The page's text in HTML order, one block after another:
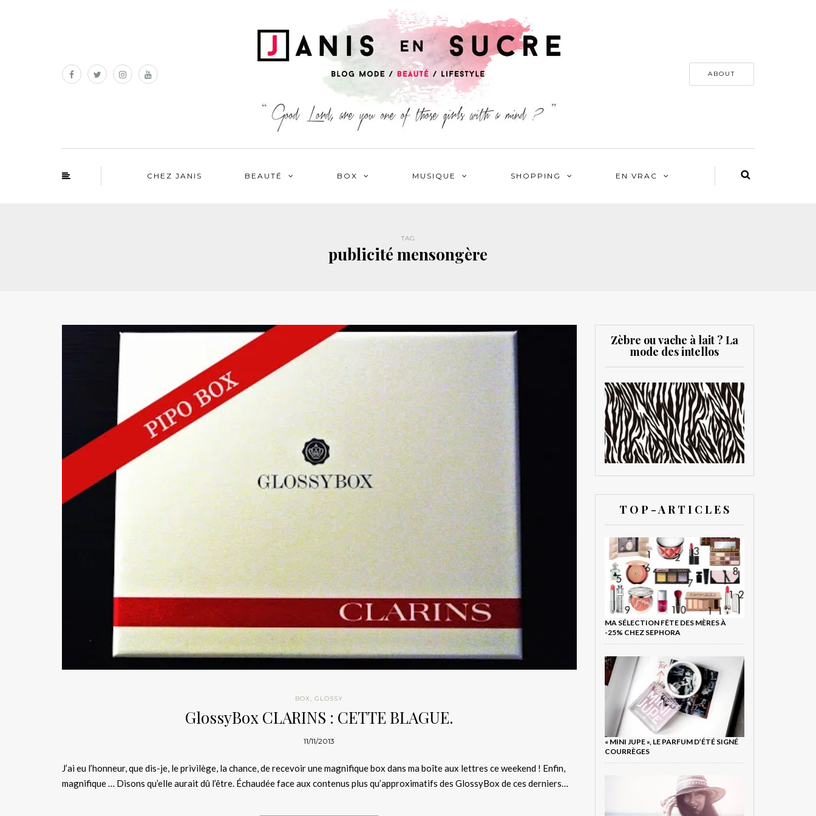
ABOUT
CHEZ JANIS BEAUTÉ BOX MUSIQUE SHOPPING EN VRAC
TAG
publicité mensongère
BOX,GLOSSY
GlossyBox CLARINS : CETTE BLAGUE.
11/11/2013
J’ai eu l’honneur, que dis-je, le privilège, la chance, de recevoir une magnifique box dans ma boîte aux lettres ce weekend ! Enfin,
magnifique … Disons qu’elle aurait dû l’être. Échaudée face aux contenus plus qu’approximatifs des GlossyBox de ces derniers…
Zèbre ou vache à lait ? La
mode des intellos
T O P - A R T I C L E S
MA SÉLECTION FÊTE DES MÈRES À
-25% CHEZ SEPHORA
« MINI JUPE », LE PARFUM D’ÉTÉ SIGNÉ
COURRÈGES